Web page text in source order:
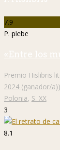
7.9
P. plebe
«Entre los
Premio Hislibris
2024 (ganador/a))
Polonia, S. XX
3
8.1